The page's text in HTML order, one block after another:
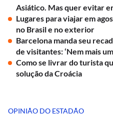
Asiático. Mas quer evitar
Lugares para viajar em
no Brasil e no exterior
Barcelona manda seu
de visitantes: ‘Nem mais
Como se livrar do turista
solução da Croácia
OPINIÃO DO ESTADÃO